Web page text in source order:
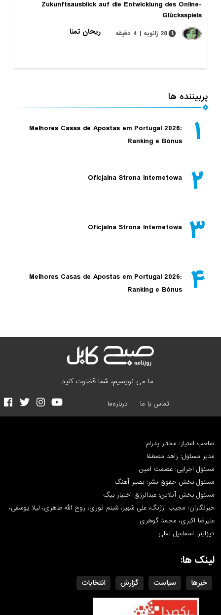
Zukunftsausblick auf die Entwicklung des Online-
Glücksspiels
ریحان تمنا
28 ژانویه | 4 دقیقه
پربیننده ها
۱
Melhores Casas de Apostas em Portugal 2026:
Ranking e Bónus
۲ Oficjalna Strona Internetowa
۳ Oficjalna Strona Internetowa
۴
Melhores Casas de Apostas em Portugal 2026:
Ranking e Bónus
ما می نویسیم، شما قضاوت کنید
تماس با ما درباره‌ما
صاحب امتیاز: مختار پدرام
مدیر مسئول: زاهد مصطفا
مسئول اجرایی: عصمت امین
مسئول بخش حقوق بشر: بصیر آهنگ
مسئول بخش آنلاین: عبدالرزق اختیار بیگ
خبرنگاران: مجیب ارژنگ، علی شهیر، شبنم نوری، روح الله طاهری، لیلا یوسفی،
علیرضا اکبری، محمد گوهری
دیزاینر: اسماعیل لعلی
لینک ها:
خبرها سیاست گزارش انتخابات